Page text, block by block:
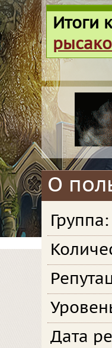
Итоги
О
Группа:
Дата